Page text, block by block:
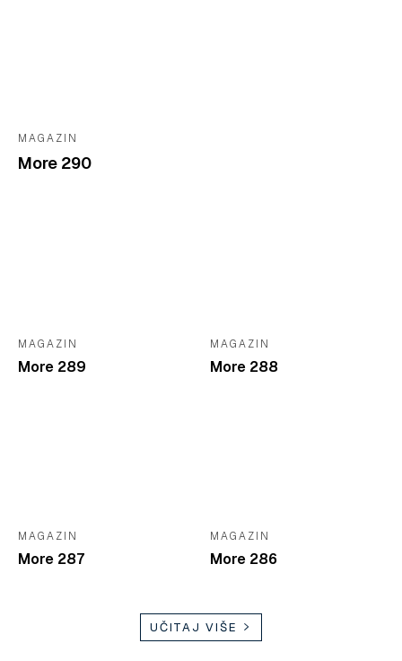
MAGAZIN
More 290
MAGAZIN
More 289
MAGAZIN
More 288
MAGAZIN
More 287
MAGAZIN
More 286
UČITAJ VIŠE